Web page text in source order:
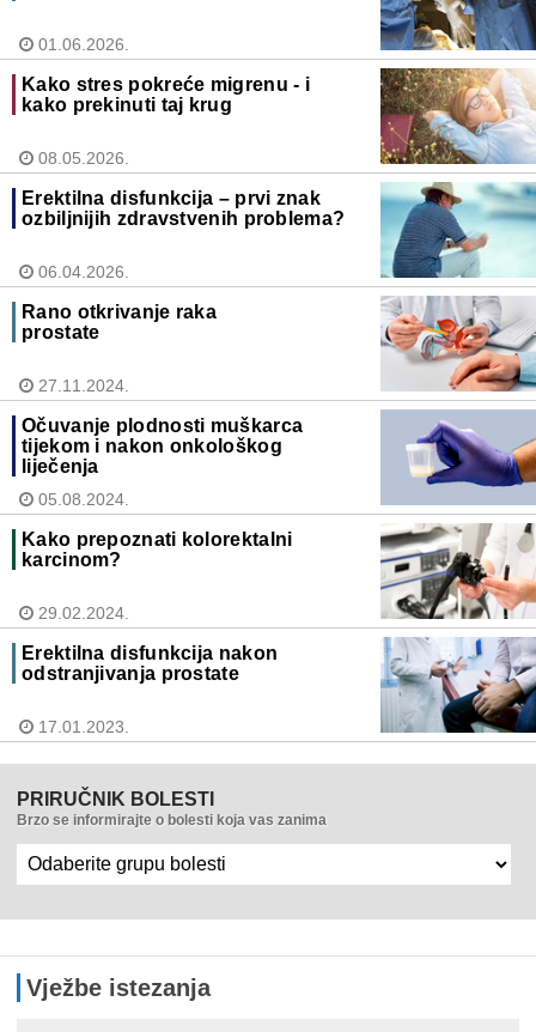
01.06.2026.
Kako stres pokreće migrenu - i
kako prekinuti taj krug
08.05.2026.
Erektilna disfunkcija – prvi znak
ozbiljnijih zdravstvenih problema?
06.04.2026.
Rano otkrivanje raka
prostate
27.11.2024.
Očuvanje plodnosti muškarca
tijekom i nakon onkološkog
liječenja
05.08.2024.
Kako prepoznati kolorektalni
karcinom?
29.02.2024.
Erektilna disfunkcija nakon
odstranjivanja prostate
17.01.2023.
PRIRUČNIK BOLESTI
Brzo se informirajte o bolesti koja vas zanima
Vježbe istezanja